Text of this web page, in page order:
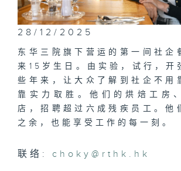
28/12/2025
东华三院旗下营运的第一间社企
来15岁生日。由实验，试行，开
些年来，让大众了解到社企不用
靠实力取胜。他们的烘焙工房
店，招聘超过六成残疾员工。他
之余，也能享受工作的每一刻。
联络: choky@rthk.hk